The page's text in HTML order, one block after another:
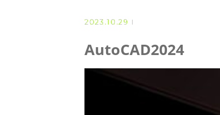
◆ オンラインによる授業／体験
◇ 書籍出版
◇ Youtubeチャンネル・ラ
2023.10.29
AutoCAD2024